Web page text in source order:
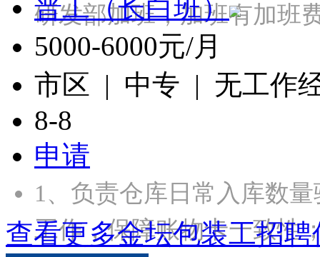
研发部加班，加班有加
普工（长白班）
5000-6000元/月
市区 | 中专 | 无工作
8-8
申请
1、负责仓库日常入库数
工作，保障账物卡一致
查看更多金坛包装工招聘